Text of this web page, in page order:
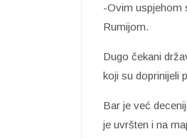
-Ovim uspjehom
Rumijom.
Dugo čekani
koji su doprinijeli
Bar je već
je uvršten i na